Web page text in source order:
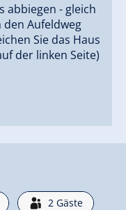
abbiegen - gleich
Aufeldweg
Sie das Haus
der linken Seite)
2 Gäste